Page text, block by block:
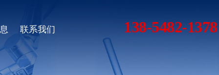
联系我们 138-5482-1378